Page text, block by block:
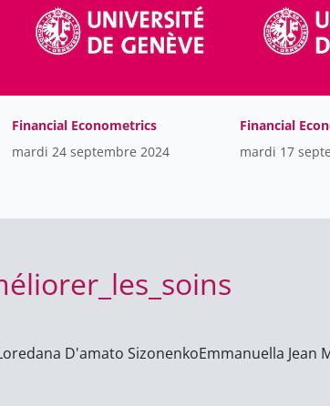
Financial Econometrics
mardi 24 septembre 2024
Financial
mardi 17
D'amato SizonenkoEmmanuella Jean